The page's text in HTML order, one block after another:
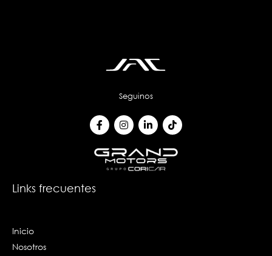
Seguinos
F
a
c
e
b
I
n
s
t
a
g
L
i
n
k
e
d
T
i
k
t
o
Links frecuentes
Inicio
Nosotros